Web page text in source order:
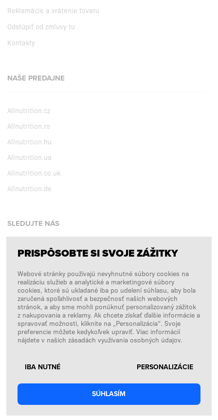
Reklamácie a vrátenie tovaru
Odstúpiť od zmluvy tu
Kontakty
NAŠE PREDAJNE
Allnutrition.cz
Allnutrition.ro
Allnutrition.hu
Allnutrition.ua
Allnutrition.co.uk
Allnutrition.de
SLEDUJTE NÁS
Facebook
Instagram
Copyright © 2026 SFD S. A.
PLATBY SPRACÚVA
PRISPÔSOBTE SI SVOJE ZÁŽITKY
Webové stránky používajú nevyhnutné súbory cookies na
realizáciu služieb a analytické a marketingové súbory
cookies, ktoré sú ukladané iba po udelení súhlasu, aby bola
zaručená spoľahlivosť a bezpečnosť našich webových
stránok, a aby sme mohli ponúknuť personalizovaný zážitok
z nakupovania a reklamy. Ak chcete získať ďalšie informácie a
spravovať možnosti, kliknite na „Personalizácia“. Svoje
preferencie môžete kedykoľvek upraviť. Viac informácií
nájdete v našich zásadách využívania osobných údajov.
IBA NUTNÉ PERSONALIZÁCIE
SÚHLASÍM